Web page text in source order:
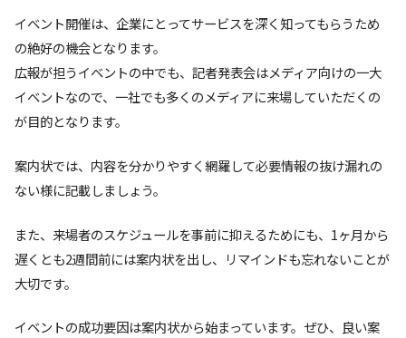
イベント開催は、企業にとってサービスを深く知ってもらうため
の絶好の機会となります。
広報が担うイベントの中でも、記者発表会はメディア向けの一大
イベントなので、一社でも多くのメディアに来場していただくの
が目的となります。
案内状では、内容を分かりやすく網羅して必要情報の抜け漏れの
ない様に記載しましょう。
また、来場者のスケジュールを事前に抑えるためにも、1ヶ月から
遅くとも2週間前には案内状を出し、リマインドも忘れないことが
大切です。
イベントの成功要因は案内状から始まっています。ぜひ、良い案